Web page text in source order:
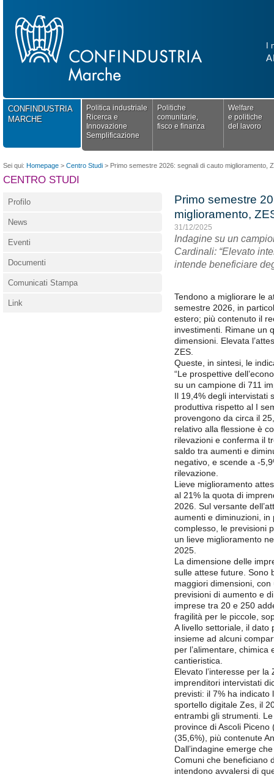
CONFINDUSTRIA
MARCHE
Politica industriale
Ricerca e
Innovazione
Semplificazione
Politiche
comunitarie,
fisco e finanza
Welfare
e politiche
del lavoro
Sei qui: Homepage > Centro Studi > Primo semestre 2026: segnali di cauto miglioramento,
CENTRO STUDI
Primo semestre
miglioramento,
31/12/2025
Indagine su un
Cardinali: “Elevato
intende beneficiare
Tendono a migliorare le
semestre 2026, in
estero; più contenuto il
investimenti. Rimane un
dimensioni. Elevata
ZES.
Queste, in sintesi, le
“Le prospettive
su un campione di 711
Il 19,4% degli intervistati
produttiva rispetto al I
provengono da circa il
relativo alla flessione è
rilevazioni e conferma il
saldo tra aumenti e
negativo, e scende a -
rilevazione.
Lieve miglioramento
al 21% la quota di
2026. Sul versante
aumenti e diminuzioni,
complesso, le previsioni
un lieve miglioramento
2025.
La dimensione delle
sulle attese future. Sono
maggiori dimensioni,
previsioni di aumento e
imprese tra 20 e 250
fragilità per le piccole,
A livello settoriale, il dato
insieme ad alcuni
per l’alimentare,
cantieristica.
Elevato l’interesse per
imprenditori intervistati
previsti: il 7% ha indicato
sportello digitale Zes, il
entrambi gli strumenti.
province di Ascoli
(35,6%), più contenute
Dall’indagine emerge
Comuni che beneficiano
intendono avvalersi di
Profilo
News
Eventi
Documenti
Comunicati Stampa
Link